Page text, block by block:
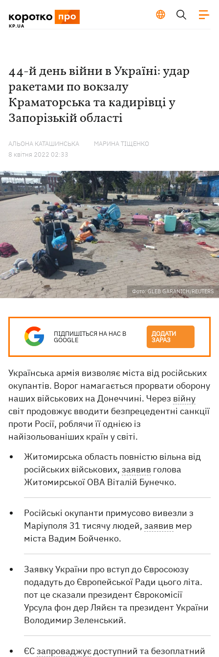
44-й день війни в Україні: удар
ракетами по вокзалу
Краматорська та кадирівці у
Запорізькій області
АЛЬОНА КАТАШИНСЬКА
МАРИНА ТІЩЕНКО
8 квiтня 2022 02:33
Фото: GLEB GARANICH/REUTERS
ПІДПИШІТЬСЯ НА НАС В
GOOGLE
ДОДАТИ
ЗАРАЗ
Українська армія визволяє міста від російських
окупантів. Ворог намагається прорвати оборону
наших військових на Донеччині. Через війну
світ продовжує вводити безпрецедентні санкції
проти Росії, роблячи її однією із
найізольованіших країн у світі.
Житомирська область повністю вільна від
російських військових,заявив голова
Житомирської ОВА Віталій Бунечко.
Російські окупанти примусово вивезли з
Маріуполя 31 тисячу людей,заявив мер
міста Вадим Бойченко.
Заявку України про вступ до Євросоюзу
подадуть до Європейської Ради цього літа.
пот це сказали президент Єврокомісії
Урсула фон дер Ляйєн та президент України
Володимир Зеленський.
ЄСзапроваджуєдоступний та безоплатний